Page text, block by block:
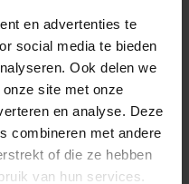
en advertenties te
social media te bieden
Ook delen we
site met onze
en analyse. Deze
combineren met andere
of die ze hebben
van hun services.